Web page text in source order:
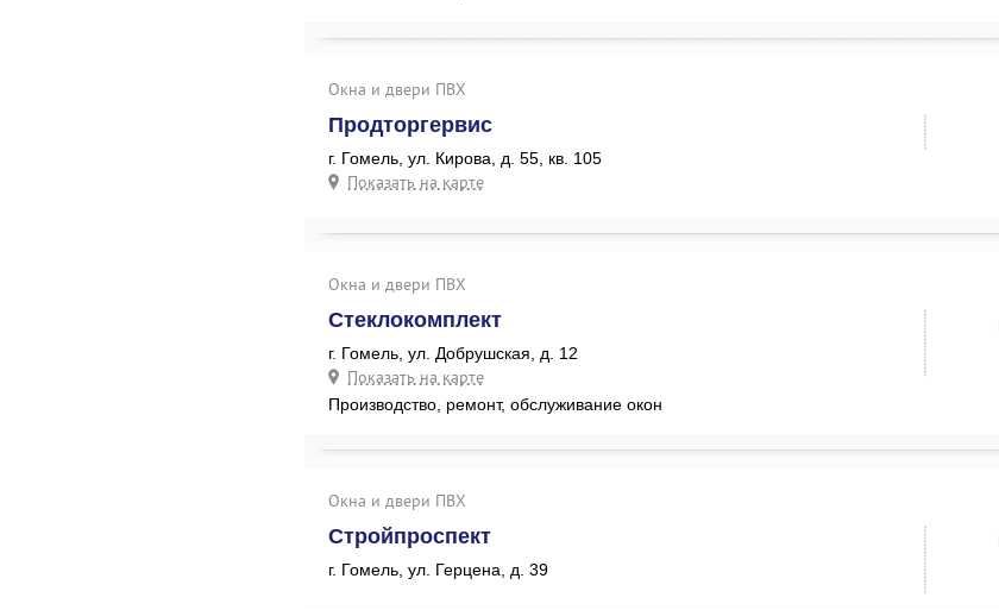
Окна и двери ПВХ
Продторгервис
г. Гомель, ул. Кирова, д. 55, кв. 105
Показать на карте
Окна и двери ПВХ
Стеклокомплект
г. Гомель, ул. Добрушская, д. 12
Показать на карте
Производство, ремонт, обслуживание окон
Окна и двери ПВХ
Стройпроспект
г. Гомель, ул. Герцена, д. 39